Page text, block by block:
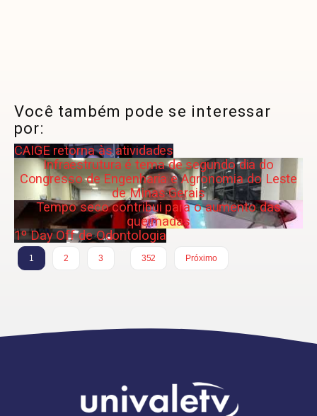
Você também pode se interessar
por:
CAIGE retorna às atividades
Infraestrutura é tema de segundo dia do
Congresso de Engenharia e Agronomia do Leste
de Minas Gerais
Tempo seco contribui para o aumento das
queimadas
1º Day Off de Odontologia
1 2 3
352
Próximo